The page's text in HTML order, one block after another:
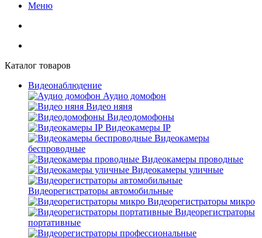
Меню
Каталог товаров
Видеонаблюдение
Аудио домофон
Видео няня
Видеодомофоны
Видеокамеры IP
Видеокамеры
беспроводные
Видеокамеры проводные
Видеокамеры уличные
Видеорегистраторы автомобильные
Видеорегистраторы микро
Видеорегистраторы
портативные